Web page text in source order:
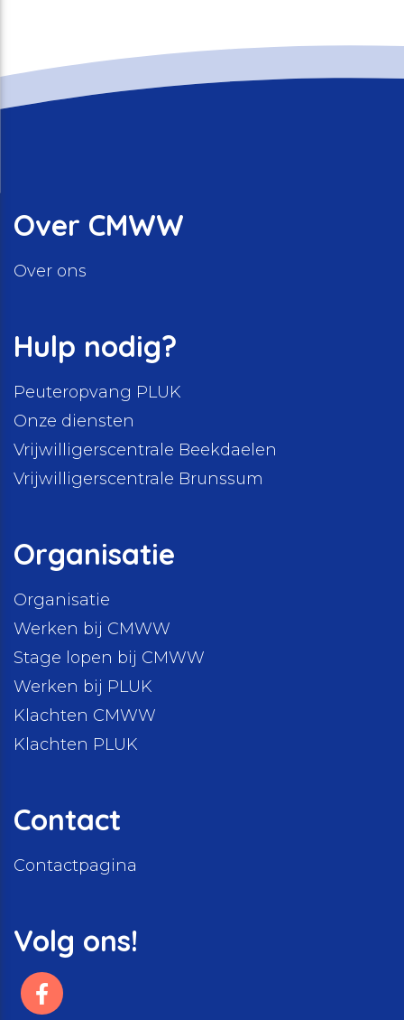
Over CMWW
Over ons
Hulp nodig?
Peuteropvang PLUK
Onze diensten
Vrijwilligerscentrale Beekdaelen
Vrijwilligerscentrale Brunssum
Organisatie
Organisatie
Werken bij CMWW
Stage lopen bij CMWW
Werken bij PLUK
Klachten CMWW
Klachten PLUK
Contact
Contactpagina
Volg ons!